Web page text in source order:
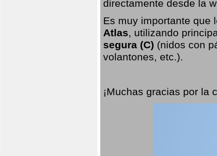
directamente desde la
Es muy importante que
Atlas, utilizando
segura (C) (nidos con
volantones, etc.).
¡Muchas gracias por la